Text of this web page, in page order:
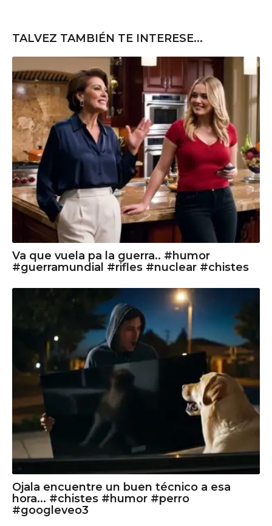
TALVEZ TAMBIÉN TE INTERESE...
Va que vuela pa la guerra.. #humor
#guerramundial #rifles #nuclear #chistes
Ojala encuentre un buen técnico a esa
hora... #chistes #humor #perro
#googleveo3